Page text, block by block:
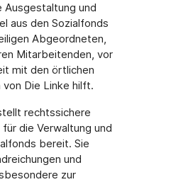
und
aus den Sozialfonds
Abgeordneten,
Mitarbeitenden, vor
mit den örtlichen
Die Linke hilft.
rechtssichere
die Verwaltung und
bereit. Sie
und
zur